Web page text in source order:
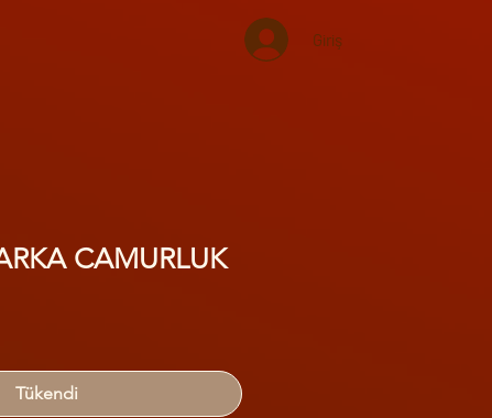
Giriş
CAMURLUK
Tükendi